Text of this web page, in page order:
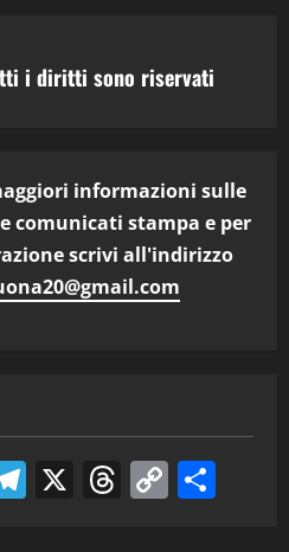
i diritti sono riservati
informazioni sulle
comunicati stampa e per
scrivi all'indirizzo
Telegram
X Threads
Copy